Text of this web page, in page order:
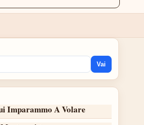
Vai
Imparammo A Volare